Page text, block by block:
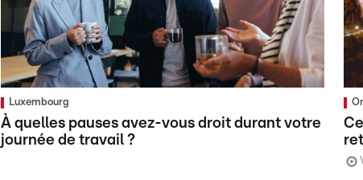
Luxembourg
À quelles pauses avez-vous droit durant votre
journée de travail ?